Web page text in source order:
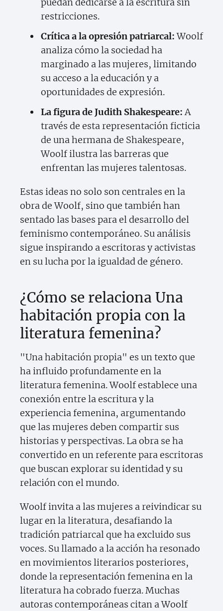
restricciones.
Crítica a la opresión patriarcal:Woolf
analiza cómo la sociedad ha
marginado a las mujeres, limitando
su acceso a la educación y a
oportunidades de expresión.
La figura de Judith Shakespeare:A
través de esta representación ficticia
de una hermana de Shakespeare,
Woolf ilustra las barreras que
enfrentan las mujeres talentosas.
Estas ideas no solo son centrales en la
obra de Woolf, sino que también han
sentado las bases para el desarrollo del
feminismo contemporáneo. Su análisis
sigue inspirando a escritoras y activistas
en su lucha por la igualdad de género.
¿Cómo se relaciona Una
habitación propia con la
literatura femenina?
"Una habitación propia" es un texto que
ha influido profundamente en la
literatura femenina. Woolf establece una
conexión entre la escritura y la
experiencia femenina, argumentando
que las mujeres deben compartir sus
historias y perspectivas. La obra se ha
convertido en un referente para escritoras
que buscan explorar su identidad y su
relación con el mundo.
Woolf invita a las mujeres a reivindicar su
lugar en la literatura, desafiando la
tradición patriarcal que ha excluido sus
voces. Su llamado a la acción ha resonado
en movimientos literarios posteriores,
donde la representación femenina en la
literatura ha cobrado fuerza. Muchas
autoras contemporáneas citan a Woolf